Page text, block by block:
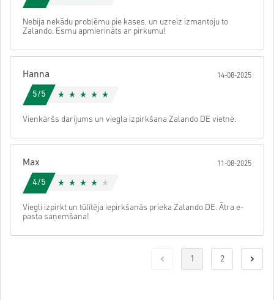
Nebija nekādu problēmu pie kases, un uzreiz izmantoju to
Zalando. Esmu apmierināts ar pirkumu!
Hanna 14-08-2025
5/5
Vienkāršs darījums un viegla izpirkšana Zalando DE vietnē.
Max 11-08-2025
4/5
Viegli izpirkt un tūlītēja iepirkšanās prieka Zalando DE. Ātra e-
pasta saņemšana!
1 2